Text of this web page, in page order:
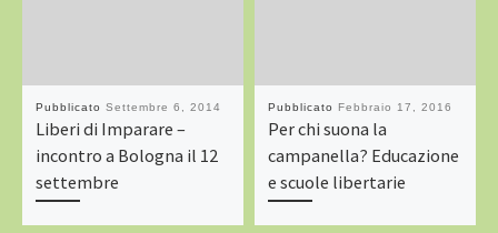
Pubblicato Settembre 6, 2014
Liberi di Imparare –
incontro a Bologna il 12
settembre
Pubblicato Febbraio 17, 2016
Per chi suona la
campanella? Educazione
e scuole libertarie